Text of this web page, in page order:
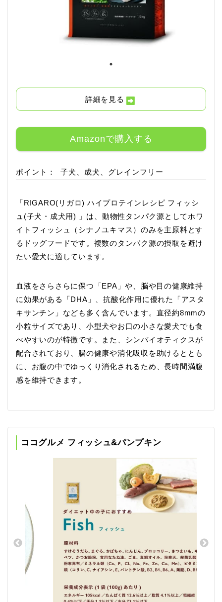
詳細を見る
Amazonで購入する
ポイント： 子犬、成犬、グレインフリー
「RIGARO(リガロ) ハイプロテインレシピ フィッシ
ュ(子犬・成犬用) 」は、動物性タンパク源としてホワ
イトフィッシュ（シナノユキマス）のみを主原料とす
るドッグフードです。複数のタンパク源の摂取を避け
たい愛犬に適しています。
血液をさらさらに保つ「EPA」や、脳や目の健康維持
に効果がある「DHA」、抗酸化作用に優れた「アスタ
キサンチン」なども多く含んでいます。直径約8mmの
小粒サイズであり、小型犬やお口の小さな愛犬でも食
べやすいのが特徴です。また、シンバイオティクスが
配合されており、腸の健康や消化吸収を助けるととも
に、お腹の中でゆっくり消化されるため、長時間満腹
感を維持できます。
ココグルメ フィッシュ&パンプキン